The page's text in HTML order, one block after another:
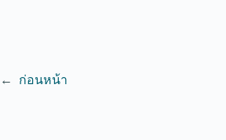
← ก่อนหน้า